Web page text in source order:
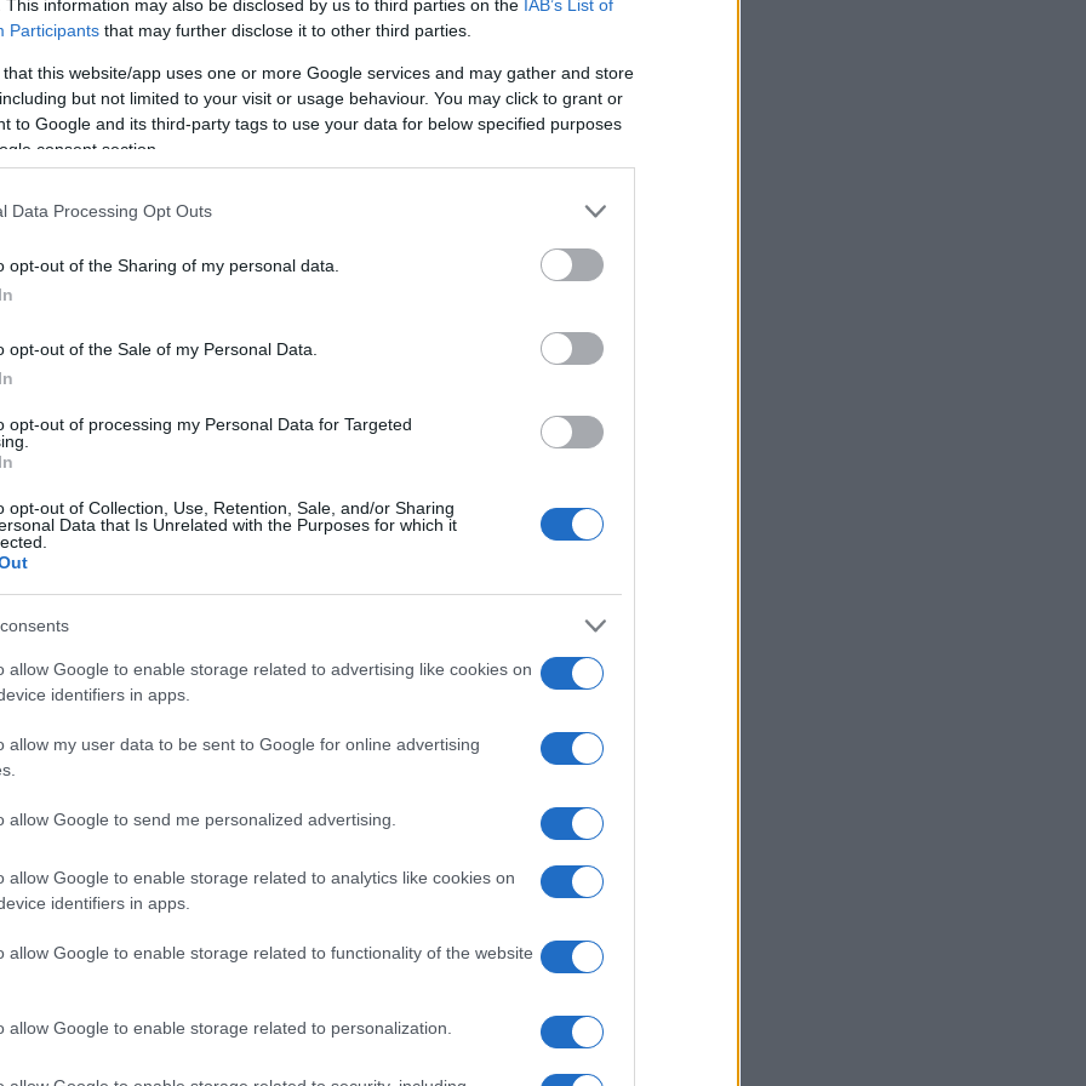
This information may also be disclosed by us to third parties on the IAB’s List of
Participants that may further disclose it to other third parties.
that this website/app uses one or more Google services and may gather and store
but not limited to your visit or usage behaviour. You may click to grant or
to Google and its third-party tags to use your data for below specified purposes
consent section.
Data Processing Opt Outs
opt-out of the Sharing of my personal data.
opt-out of the Sale of my Personal Data.
opt-out of processing my Personal Data for Targeted
opt-out of Collection, Use, Retention, Sale, and/or Sharing
Data that Is Unrelated with the Purposes for which it
allow Google to enable storage related to advertising like cookies on
identifiers in apps.
allow my user data to be sent to Google for online advertising
allow Google to send me personalized advertising.
allow Google to enable storage related to analytics like cookies on
identifiers in apps.
allow Google to enable storage related to functionality of the website
allow Google to enable storage related to personalization.
(φωτ.: Στέλιος Στεφάνου/ EUROKINISSI)
έργο υποδομής για τον ελληνικό
υπάρχει στην Ελλάδα και ίσως σε
με περίπου 32.000 φιλάθλους και επισήμους
όπως και όλοι όσοι παρακολούθησαν
από τους τηλεοπτικούς τους δέκτες, με
Αντωνίου και Ναταλία Δραγούμη
και της ΑΕΚ (φωτ.: pontosnews.gr)
αυτό ακριβώς που είχε υποσχεθεί στους
με τη βοήθεια του ΟΠΑΠ, της